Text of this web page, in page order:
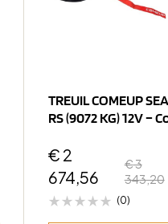
TREUIL COMEUP
RS (9072 KG) 12V –
€3
343,20
€ 2
674,56
(0)